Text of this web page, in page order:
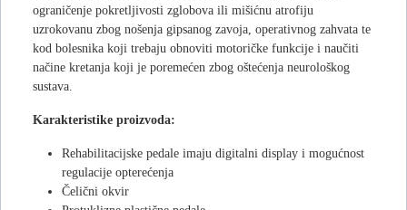
ograničenje pokretljivosti zglobova ili mišićnu atrofiju
uzrokovanu zbog nošenja gipsanog zavoja, operativnog zahvata te
kod bolesnika koji trebaju obnoviti motoričke funkcije i naučiti
načine kretanja koji je poremećen zbog oštećenja neurološkog
sustava.
Karakteristike proizvoda:
Rehabilitacijske pedale imaju digitalni display i mogućnost
regulacije opterećenja
Čelični okvir